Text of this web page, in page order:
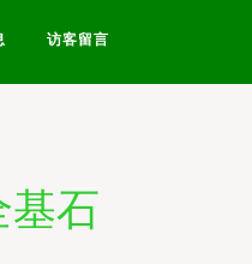
访客留言
基石